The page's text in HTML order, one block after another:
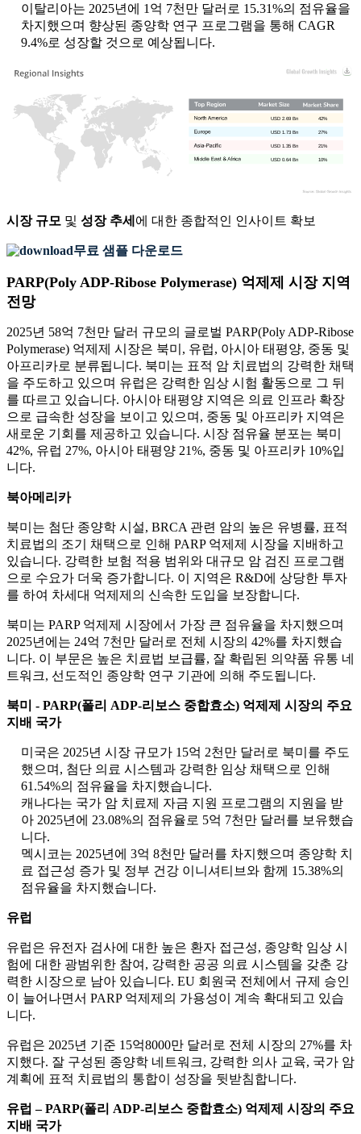
이탈리아는 2025년에 1억 7천만 달러로 15.31%의 점유율을
차지했으며 향상된 종양학 연구 프로그램을 통해 CAGR
9.4%로 성장할 것으로 예상됩니다.
10%
USD 0.64 Bn
21%
USD 1.35 Bn
27%
USD 1.73 Bn
42%
USD 2.69 Bn
시장 규모 및 성장 추세 에 대한 종합적인 인사이트 확보
무료 샘플 다운로드
PARP(Poly ADP-Ribose Polymerase) 억제제 시장 지역
전망
2025년 58억 7천만 달러 규모의 글로벌 PARP(Poly ADP-Ribose
Polymerase) 억제제 시장은 북미, 유럽, 아시아 태평양, 중동 및
아프리카로 분류됩니다. 북미는 표적 암 치료법의 강력한 채택
을 주도하고 있으며 유럽은 강력한 임상 시험 활동으로 그 뒤
를 따르고 있습니다. 아시아 태평양 지역은 의료 인프라 확장
으로 급속한 성장을 보이고 있으며, 중동 및 아프리카 지역은
새로운 기회를 제공하고 있습니다. 시장 점유율 분포는 북미
42%, 유럽 27%, 아시아 태평양 21%, 중동 및 아프리카 10%입
니다.
북아메리카
북미는 첨단 종양학 시설, BRCA 관련 암의 높은 유병률, 표적
치료법의 조기 채택으로 인해 PARP 억제제 시장을 지배하고
있습니다. 강력한 보험 적용 범위와 대규모 암 검진 프로그램
으로 수요가 더욱 증가합니다. 이 지역은 R&D에 상당한 투자
를 하여 차세대 억제제의 신속한 도입을 보장합니다.
북미는 PARP 억제제 시장에서 가장 큰 점유율을 차지했으며
2025년에는 24억 7천만 달러로 전체 시장의 42%를 차지했습
니다. 이 부문은 높은 치료법 보급률, 잘 확립된 의약품 유통 네
트워크, 선도적인 종양학 연구 기관에 의해 주도됩니다.
북미 - PARP(폴리 ADP-리보스 중합효소) 억제제 시장의 주요
지배 국가
미국은 2025년 시장 규모가 15억 2천만 달러로 북미를 주도
했으며, 첨단 의료 시스템과 강력한 임상 채택으로 인해
61.54%의 점유율을 차지했습니다.
캐나다는 국가 암 치료제 자금 지원 프로그램의 지원을 받
아 2025년에 23.08%의 점유율로 5억 7천만 달러를 보유했습
니다.
멕시코는 2025년에 3억 8천만 달러를 차지했으며 종양학 치
료 접근성 증가 및 정부 건강 이니셔티브와 함께 15.38%의
점유율을 차지했습니다.
유럽
유럽은 유전자 검사에 대한 높은 환자 접근성, 종양학 임상 시
험에 대한 광범위한 참여, 강력한 공공 의료 시스템을 갖춘 강
력한 시장으로 남아 있습니다. EU 회원국 전체에서 규제 승인
이 늘어나면서 PARP 억제제의 가용성이 계속 확대되고 있습
니다.
유럽은 2025년 기준 15억8000만 달러로 전체 시장의 27%를 차
지했다. 잘 구성된 종양학 네트워크, 강력한 의사 교육, 국가 암
계획에 표적 치료법의 통합이 성장을 뒷받침합니다.
유럽 ​​– PARP(폴리 ADP-리보스 중합효소) 억제제 시장의 주요
지배 국가